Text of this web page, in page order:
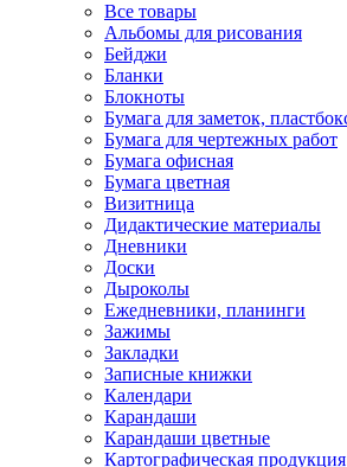
Все товары
Альбомы для рисования
Бейджи
Бланки
Блокноты
Бумага для заметок,
Бумага для чертежных работ
Бумага офисная
Бумага цветная
Визитница
Дидактические материалы
Дневники
Доски
Дыроколы
Ежедневники, планинги
Зажимы
Закладки
Записные книжки
Календари
Карандаши
Карандаши цветные
Картографическая продукция